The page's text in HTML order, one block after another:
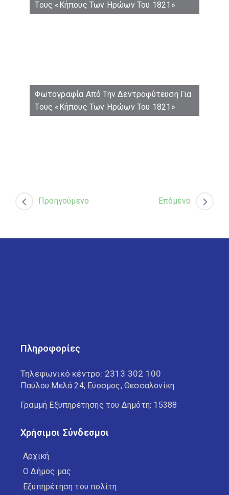
Τους «Κήπους Των Ηρώων Του 1821»
Φωτογραφία Από Την Δεντροφύτευση Για
Τους «Κήπους Των Ηρώων Του 1821»
Προηγούμενο Επόμενο
Πληροφορίες
Τηλεφωνικό κέντρο: 2313 302 100
Παύλου Μελά 24, Εύοσμος, Θεσσαλονίκη
Γραμμή Εξυπηρέτησης του Δημότη: 15388
Χρήσιμοι Σύνδεσμοι
Αρχική
Ο Δήμος μας
Εξυπηρέτηση του πολίτη